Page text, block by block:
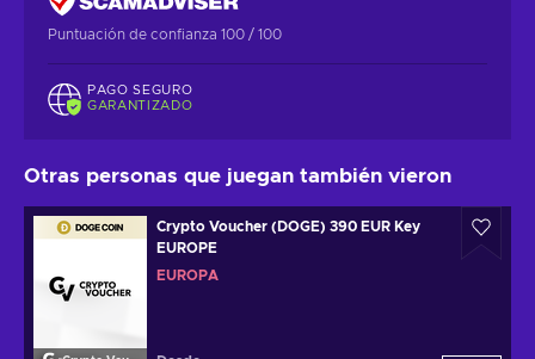
Puntuación de confianza 100 / 100
PAGO SEGURO
GARANTIZADO
Otras personas que juegan también vieron
Crypto Voucher (DOGE) 390 EUR Key
EUROPE
EUROPA